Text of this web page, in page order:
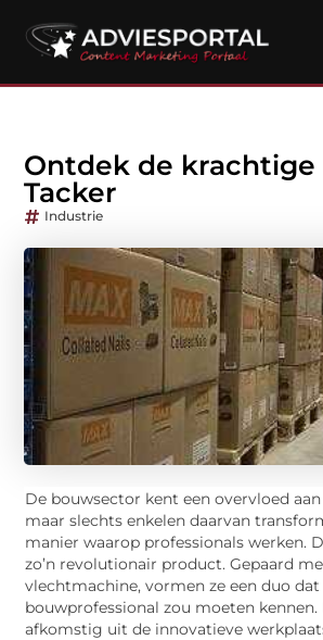
Ontdek de krachtige
Tacker
Industrie
De bouwsector kent een overvloed
maar slechts enkelen daarvan
manier waarop professionals werken.
zo’n revolutionair product. Gepaard
vlechtmachine, vormen ze een duo dat
bouwprofessional zou moeten kennen.
afkomstig uit de innovatieve